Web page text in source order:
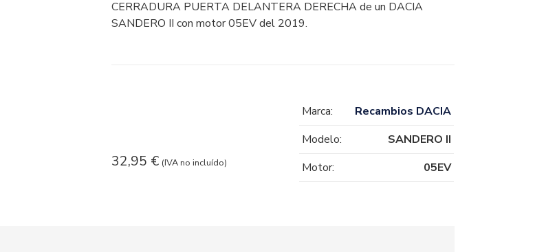
CERRADURA PUERTA DELANTERA DERECHA de un DACIA
SANDERO II con motor 05EV del 2019.
32,95 € (IVA no incluído)
Marca:
Recambios DACIA
Modelo:
SANDERO II
Motor:
05EV